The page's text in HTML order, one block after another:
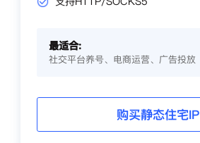
最适合:
社交平台养号、电商运营、广告投放
购买静态住宅IP